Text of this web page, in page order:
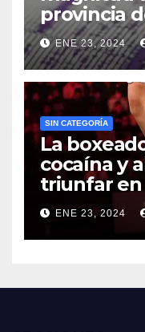
provincia
ENE 23, 2024
SIN CATEGORÍA
La
cocaína y
triunfar
ENE 23, 2024